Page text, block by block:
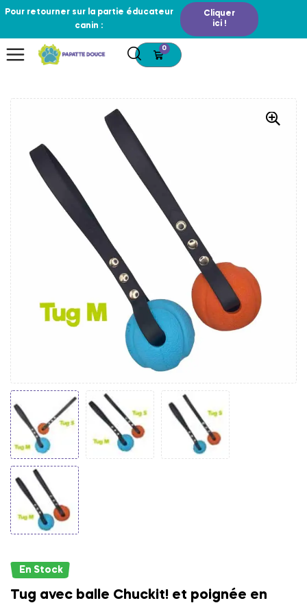
Pour retourner sur la partie éducateur
canin :
Cliquer
ici !
0
En Stock
Tug avec balle Chuckit! et poignée en